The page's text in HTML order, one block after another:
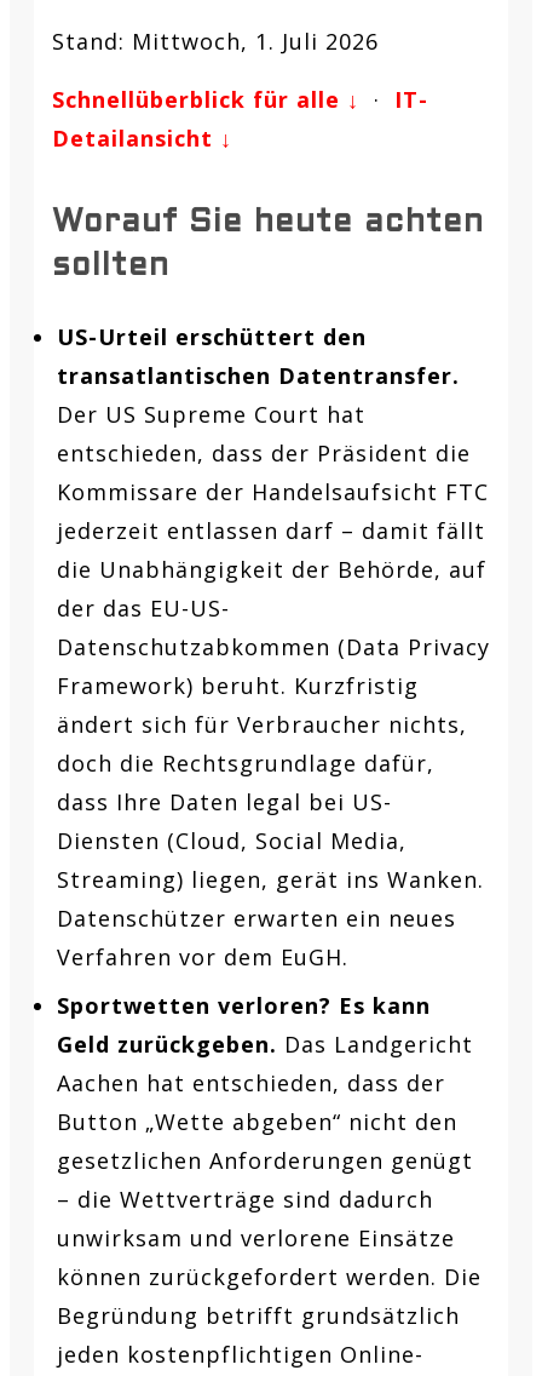
Stand: Mittwoch, 1. Juli 2026
Schnellüberblick für alle ↓
· IT-
Detailansicht ↓
Worauf Sie heute achten
sollten
US-Urteil erschüttert den
transatlantischen Datentransfer.
Der US Supreme Court hat
entschieden, dass der Präsident die
Kommissare der Handelsaufsicht FTC
jederzeit entlassen darf – damit fällt
die Unabhängigkeit der Behörde, auf
der das EU-US-
Datenschutzabkommen (Data Privacy
Framework) beruht. Kurzfristig
ändert sich für Verbraucher nichts,
doch die Rechtsgrundlage dafür,
dass Ihre Daten legal bei US-
Diensten (Cloud, Social Media,
Streaming) liegen, gerät ins Wanken.
Datenschützer erwarten ein neues
Verfahren vor dem EuGH.
Sportwetten verloren? Es kann
Geld zurückgeben. Das Landgericht
Aachen hat entschieden, dass der
Button „Wette abgeben“ nicht den
gesetzlichen Anforderungen genügt
– die Wettverträge sind dadurch
unwirksam und verlorene Einsätze
können zurückgefordert werden. Die
Begründung betrifft grundsätzlich
jeden kostenpflichtigen Online-